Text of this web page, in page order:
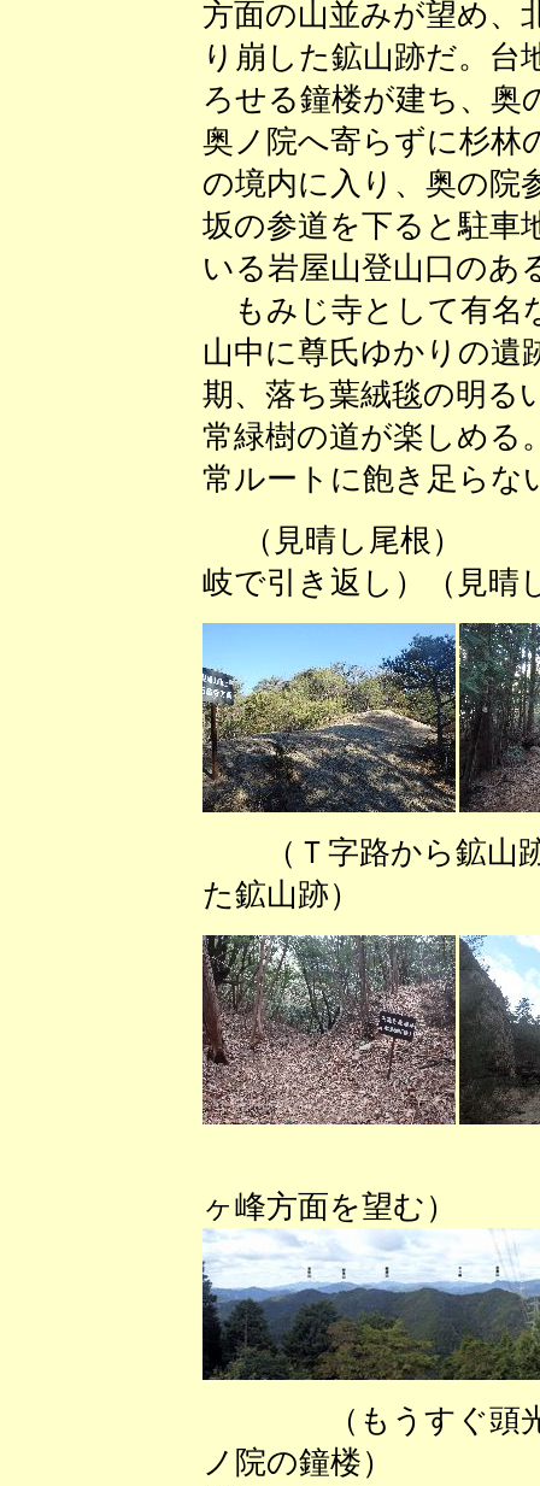
方面の山並みが望め、
り崩した鉱山跡だ。台
ろせる鐘楼が建ち、奥
奥ノ院へ寄らずに杉林
の境内に入り、奥の院
坂の参道を下ると駐車
いる岩屋山登山口のあ
もみじ寺として有名
山中に尊氏ゆかりの遺
期、落ち葉絨毯の明る
常緑樹の道が楽しめる
常ルートに飽き足らな
（見晴し尾根
岐で引き返し）（見晴
（Ｔ字路から鉱山
た鉱山跡） （
ヶ峰方面を望む）
（もうす
ノ院の鐘楼）